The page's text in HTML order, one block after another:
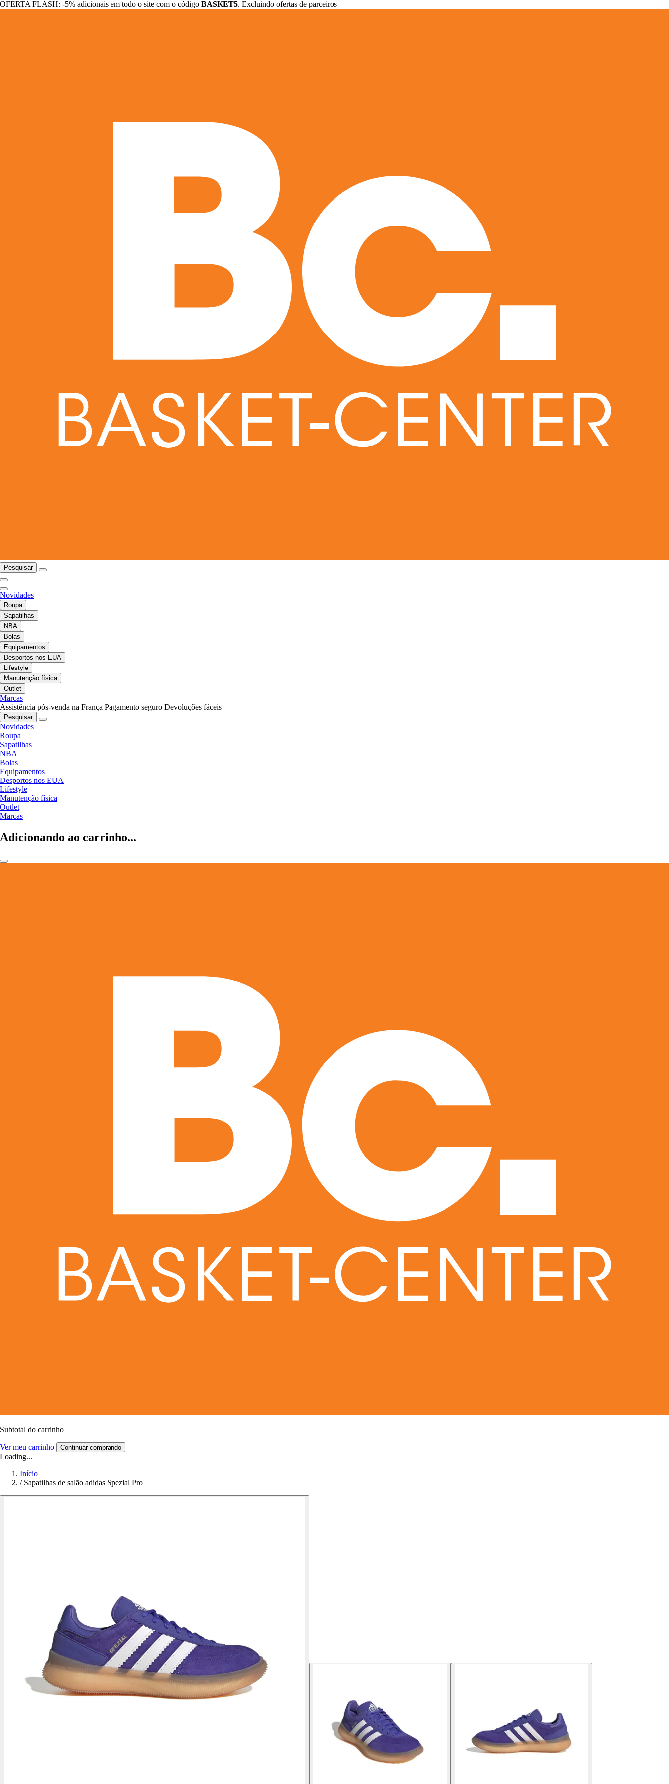
OFERTA FLASH: -5% adicionais em todo o site com o código BASKET5. Excluindo ofertas de parceiros
Pesquisar
Novidades
Roupa
Sapatilhas
NBA
Bolas
Equipamentos
Desportos nos EUA
Lifestyle
Manutenção física
Outlet
Marcas
Assistência pós-venda na França Pagamento seguro Devoluções fáceis
Pesquisar
Novidades
Roupa
Sapatilhas
NBA
Bolas
Equipamentos
Desportos nos EUA
Lifestyle
Manutenção física
Outlet
Marcas
Adicionando ao carrinho...
Subtotal do carrinho
Ver meu carrinho Continuar comprando
Loading...
Início
/ Sapatilhas de salão adidas Spezial Pro